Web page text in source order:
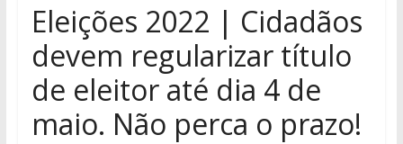
Eleições 2022 | Cidadãos
devem regularizar título
de eleitor até dia 4 de
maio. Não perca o prazo!